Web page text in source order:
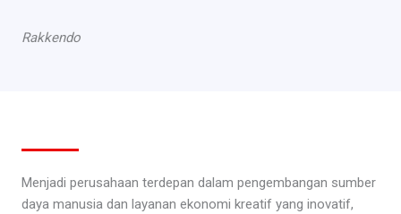
Rakkendo
Menjadi perusahaan terdepan dalam pengembangan sumber
daya manusia dan layanan ekonomi kreatif yang inovatif,